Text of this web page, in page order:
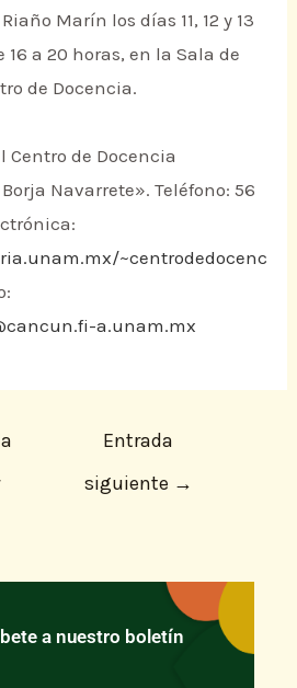
Marín los días 11, 12 y 13
16 a 20 horas, en la Sala de
de Docencia.
Centro de Docencia
Navarrete». Teléfono: 56
~centrodedocenc
a.unam.mx
Entrada
siguiente →
a nuestro boletín